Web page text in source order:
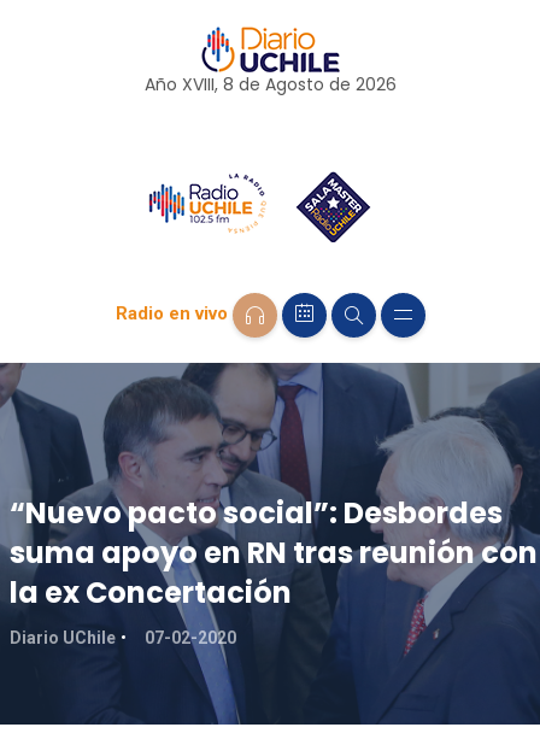
Año XVIII, 8 de Agosto de 2026
Radio en vivo
“Nuevo pacto social”: Desbordes
suma apoyo en RN tras reunión con
la ex Concertación
Diario UChile 07-02-2020